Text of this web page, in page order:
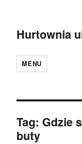
Hurtownia
MENU
Tag: Gdzie
buty